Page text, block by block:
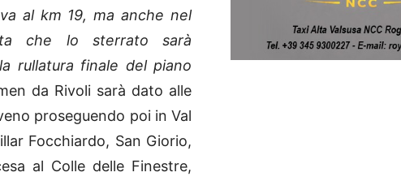
al km 19, ma anche nel
che lo sterrato sarà
rullatura finale del piano
da Rivoli sarà dato alle
proseguendo poi in Val
Focchiardo, San Giorio,
al Colle delle Finestre,